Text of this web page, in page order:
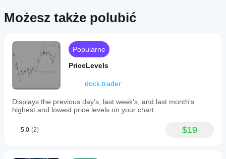
Możesz także polubić
Popularne
PriceLevels
dock.trader
Displays the previous day's, last week's, and last month's
highest and lowest price levels on your chart.
5.0 (2) $19